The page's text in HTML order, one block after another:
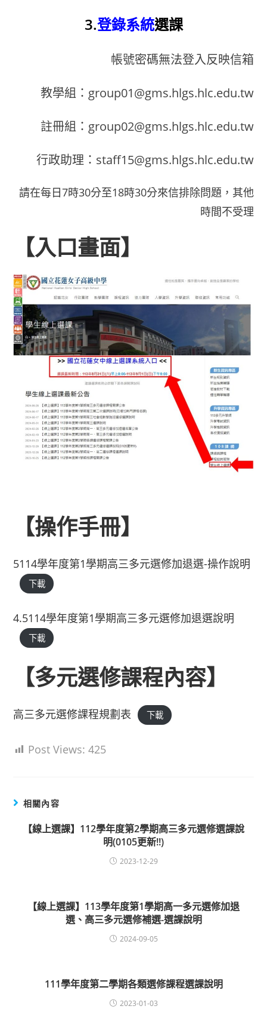
3.登錄系統選課
帳號密碼無法登入反映信箱
教學組：group01@gms.hlgs.hlc.edu.tw
註冊組：group02@gms.hlgs.hlc.edu.tw
行政助理：staff15@gms.hlgs.hlc.edu.tw
請在每日7時30分至18時30分來信排除問題，其他
時間不受理
【入口畫面】
【操作手冊】
5114學年度第1學期高三多元選修加退選-操作說明
下載
4.5114學年度第1學期高三多元選修加退選說明
下載
【多元選修課程內容】
高三多元選修課程規劃表 下載
Post Views: 425
相關內容
【線上選課】112學年度第2學期高三多元選修選課說
明(0105更新!!)
2023-12-29
【線上選課】113學年度第1學期高一多元選修加退
選、高三多元選修補選-選課說明
2024-09-05
111學年度第二學期各類選修課程選課說明
2023-01-03